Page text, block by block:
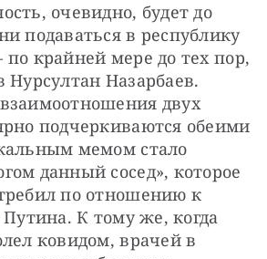
очевидно, будет до
подаваться в республику
крайней мере до тех пор,
Нурсултан Назарбаев.
двух
подчеркиваются обеими
мемом стало
данный сосед», которое
по отношению к
Путина. К тому же, когда
ковидом, врачей в